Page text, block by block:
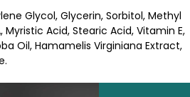
Glycol, Glycerin, Sorbitol, Methyl
Myristic Acid, Stearic Acid, Vitamin E,
Oil, Hamamelis Virginiana Extract,